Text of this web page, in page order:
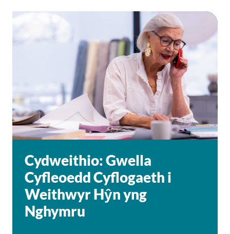
Cydweithio: Gwella
Cyfleoedd Cyflogaeth i
Weithwyr Hŷn yng
Nghymru